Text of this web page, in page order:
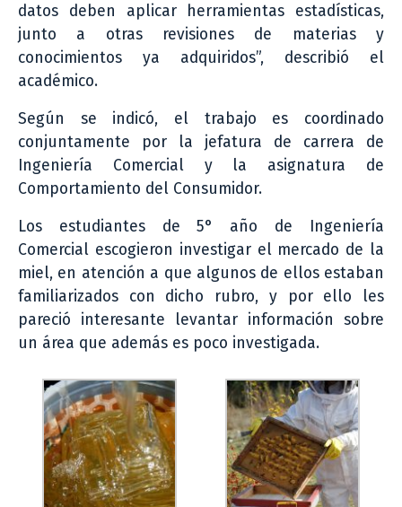
datos deben aplicar herramientas estadísticas,
junto a otras revisiones de materias y
conocimientos ya adquiridos”, describió el
académico.
Según se indicó, el trabajo es coordinado
conjuntamente por la jefatura de carrera de
Ingeniería Comercial y la asignatura de
Comportamiento del Consumidor.
Los estudiantes de 5° año de Ingeniería
Comercial escogieron investigar el mercado de la
miel, en atención a que algunos de ellos estaban
familiarizados con dicho rubro, y por ello les
pareció interesante levantar información sobre
un área que además es poco investigada.